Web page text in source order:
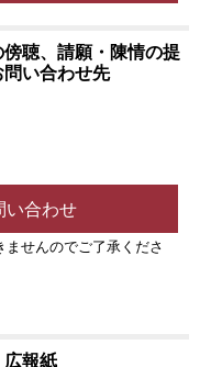
聴、請願・陳情の提
い合わせ先
い合わせ
せんのでご了承くださ
報紙